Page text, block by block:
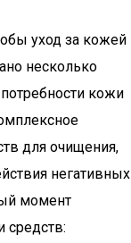
уход за кожей
несколько
кожи
для очищения,
негативных
момент
средств: